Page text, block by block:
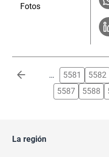
Fotos
Paginación … 5581 5582
5587
5588
La región